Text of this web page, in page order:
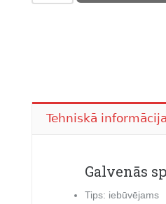
A70,
70cmTehniskā informācija
Galvenās
Tips: iebūvējams